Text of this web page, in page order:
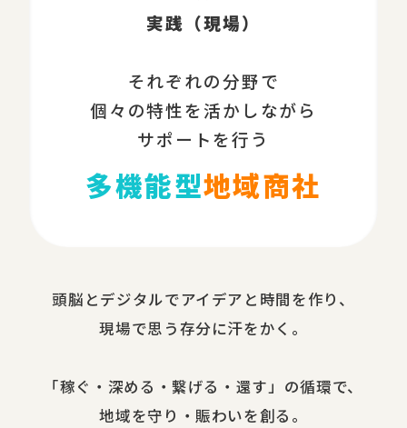
実践（現場）
それぞれの分野で
個々の特性を活かしながら
サポートを行う
多機能型地域商社
頭脳と​デジタルで​アイデアと​時間を​作り、​
現場で​思う​存分に​汗を​かく。
​「稼ぐ・​深める​・繋げる・還す」の​循環で、​
地域を​守り・​賑わいを​創る。